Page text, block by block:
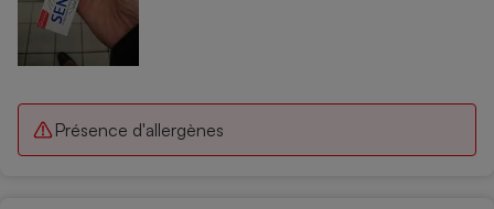
Présence d'allergènes